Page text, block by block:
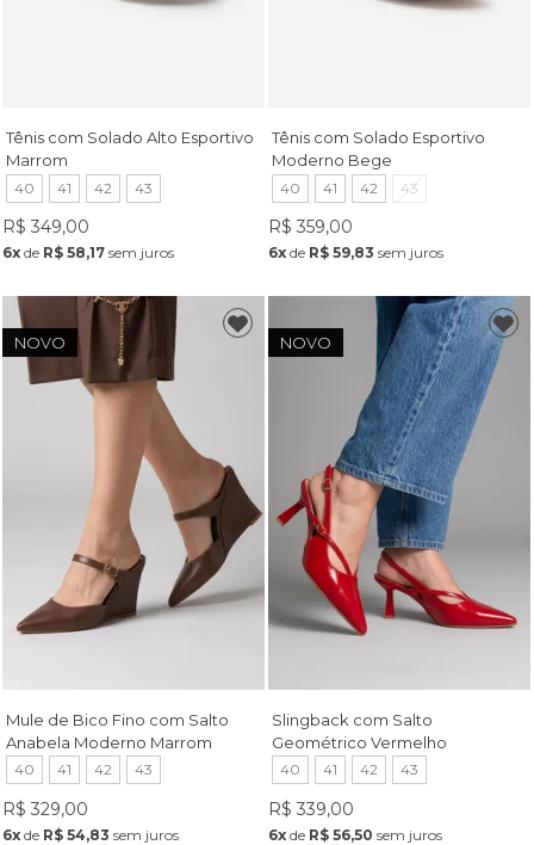
Tênis com Solado Alto Esportivo
Marrom
40 41 42 43
R$ 349,00
6xde R$ 58,17sem juros
Tênis com Solado Esportivo
Moderno Bege
40 41 42 43
R$ 359,00
6x de R$ 59,83 sem juros
NOVO
Mule de Bico Fino com Salto
Anabela Moderno Marrom
40 41 42 43
R$ 329,00
6xde R$ 54,83 sem juros
NOVO
Slingback com Salto
Geométrico Vermelho
40 41 42 43
R$ 339,00
6x de R$ 56,50 sem juros